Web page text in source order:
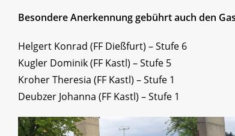
Besondere Anerkennung gebührt auch den
Helgert Konrad (FF Dießfurt) – Stufe 6
Kugler Dominik (FF Kastl) – Stufe 5
Kroher Theresia (FF Kastl) – Stufe 1
Deubzer Johanna (FF Kastl) – Stufe 1